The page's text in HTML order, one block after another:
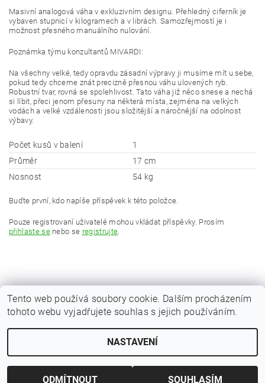
Masivní analogová váha v exkluzivním designu. Přehledný ciferník je
vybaven stupnicí v kilogramech a v librách. Samozřejmostí je i
možnost přesného manuálního nulování.
Poznámka týmu konzultantů MIVARDI:
Na všechny velké, tedy opravdu zásadní výpravy ji musíme mít u sebe,
pokud tedy chceme znát precizně přesnou váhu ulovených ryb.
Robustní tvar, rovná se spolehlivost. Tato váha již něco snese a nechá
si líbit, přeci jenom přesuny na některá místa, zejména na velkých
vodách a velké vzdálenosti jsou složitější a náročnější na odolnost
výbavy.
Počet kusů v balení
1
Průměr
17 cm
Nosnost
54 kg
Buďte první, kdo napíše příspěvek k této položce.
Pouze registrovaní uživatelé mohou vkládat příspěvky. Prosím
přihlaste senebo se registrujte.
Zboží.cz Heureka.cz
2026 © Kaprařina.cz, všechna práva vyhrazenaUpravit nastavení cookies
Tento web používá soubory cookie. Dalším procházením
tohoto webu vyjadřujete souhlas s jejich používáním.
NASTAVENÍ
ODMÍTNOUT SOUHLASÍM